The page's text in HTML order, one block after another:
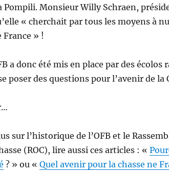
Pompili. Monsieur Willy Schraen,
« cherchait par tous les moyens à
France » !
a donc été mis en place par des
poser des questions pour l’avenir de la
sur l’historique de l’OFB et le
(ROC), lire aussi ces articles : «
? » ou « Quel avenir pour la chasse ne